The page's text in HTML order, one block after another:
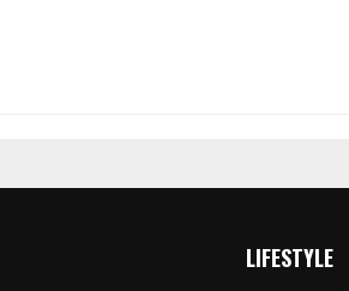
LIFESTYLE